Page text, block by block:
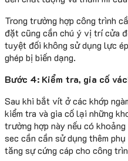
Trong trường hợp công trình
đặt cũng cần chú ý vị trí cửa
tuyệt đối không sử dụng lực
ghép bị biến dạng.
Bước 4: Kiểm tra, gia cố
Sau khi bắt vít ở các khớp
kiểm tra và gia cố lại những
trường hợp này nếu có
sec cần cần sử dụng thêm
tăng sự cứng cáp cho công